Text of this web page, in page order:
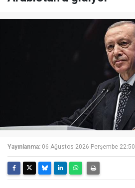
Yayınlanma: 06 Ağustos 2026 Perşembe 22:50